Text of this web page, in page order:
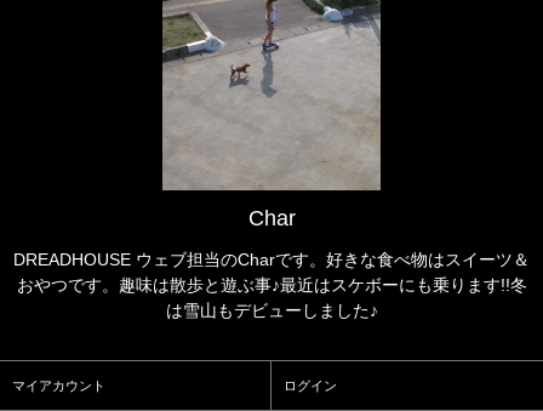
Char
DREADHOUSE ウェブ担当のCharです。好きな食べ物はスイーツ＆
おやつです。趣味は散歩と遊ぶ事♪最近はスケボーにも乗ります!!冬
は雪山もデビューしました♪
マイアカウント ログイン